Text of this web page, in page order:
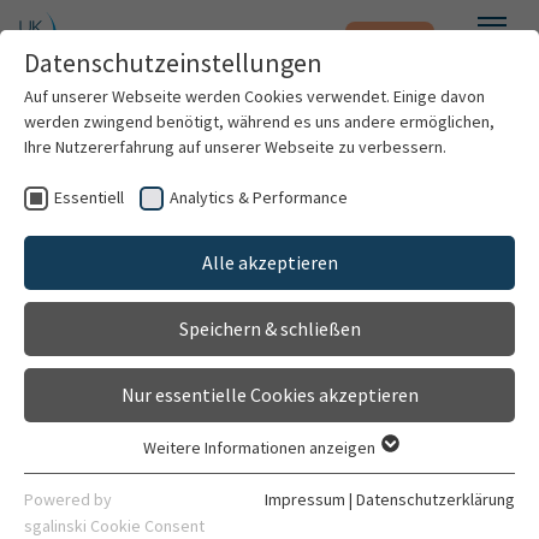
Zum Hauptinhalt springen Notfall
Patienten & Besucher
Kliniken & Institute
Forschung
Karriere
Andreas Möbius, B.Sc. ECCP
Kardiotechniker
Klinik für Herzchirurgie
Datenschutzeinstellungen
Auf unserer Webseite werden Cookies verwendet. Einige davon
werden zwingend benötigt, während es uns andere ermöglichen,
Ihre Nutzererfahrung auf unserer Webseite zu verbessern.
Essentiell Analytics & Performance
Alle akzeptieren
Speichern & schließen
Nur essentielle Cookies akzeptieren
Essentielle Cookies werden für grundlegende Funktionen der
Webseite benötigt. Dadurch ist gewährleistet, dass die
Weitere Informationen anzeigen
Powered by
sgalinski Cookie Consent
Impressum | Datenschutzerklärung